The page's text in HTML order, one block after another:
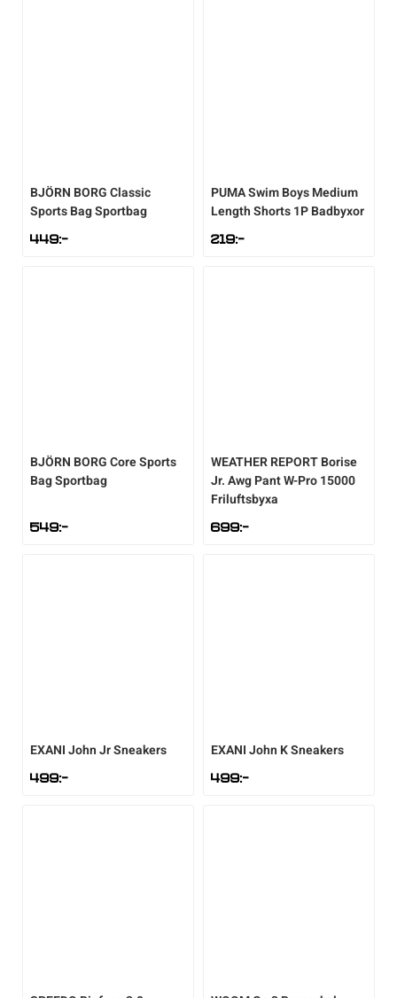
BJÖRN BORGClassic
Sports Bag Sportbag
449:-
PUMASwim Boys Medium
Length Shorts 1P Badbyxor
219:-
BJÖRN BORGCore Sports
Bag Sportbag
549:-
WEATHER REPORTBorise
Jr. Awg Pant W-Pro 15000
Friluftsbyxa
699:-
EXANIJohn Jr Sneakers
499:-
EXANIJohn K Sneakers
499:-